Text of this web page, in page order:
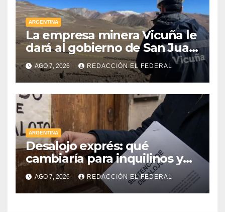
ARGENTINA
La empresa minera Vicuña le
dará al gobierno de San Juan
U$D 250 millones cómo un
aporte extraordinario y no
reembolsable
AGO 7, 2026 REDACCIÓN EL FEDERAL
ARGENTINA
Desalojo exprés: qué
cambiaría para inquilinos y
dueños con el proyecto que
tuvo media sanción en la
Cámara alta
AGO 7, 2026 REDACCIÓN EL FEDERAL